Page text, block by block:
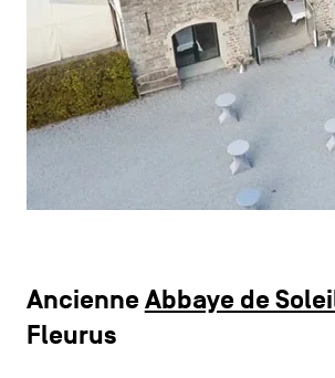
AncienneAbbaye de
Fleurus